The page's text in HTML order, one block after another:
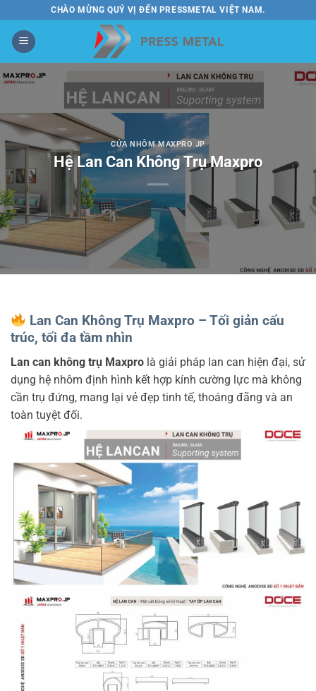
nội
dung
CHÀO MỪNG QUÝ VỊ ĐẾN PRESSMETAL VIỆT NAM.
CỬA NHÔM MAXPRO JP
Hệ Lan Can Không Trụ Maxpro
Lan Can Không Trụ Maxpro – Tối giản cấu
trúc, tối đa tầm nhìn
Lan can không trụ Maxpro là giải pháp lan can hiện đại, sử
dụng hệ nhôm định hình kết hợp kính cường lực mà không
cần trụ đứng, mang lại vẻ đẹp tinh tế, thoáng đãng và an
toàn tuyệt đối.